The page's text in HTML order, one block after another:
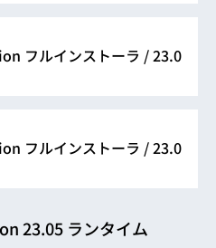
フルインストーラ / 23.0
フルインストーラ / 23.0
23.05 ランタイム